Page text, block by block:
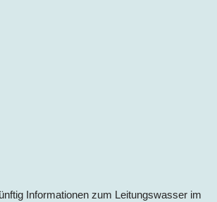
Informationen zum Leitungswasser im